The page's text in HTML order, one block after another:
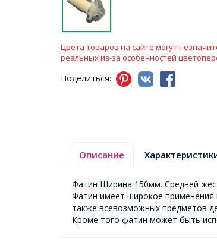
Цвета товаров на сайте могут
реальных из-за особенностей
Поделиться:
Описание
Фатин Ширина 150мм. Средней
Фатин имеет широкое применения
также всевозможных предметов
Кроме того фатин может быть